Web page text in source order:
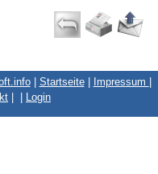
| Startseite| Impressum
Login